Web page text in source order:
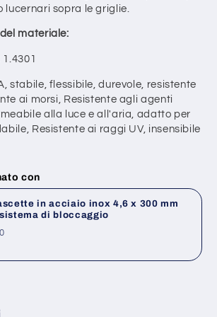
lucernari sopra le griglie.
materiale:
stabile, flessibile, durevole, resistente
ai morsi, Resistente agli agenti
alla luce e all'aria, adatto per
Resistente ai raggi UV, insensibile
con
in acciaio inox 4,6 x 300 mm
di bloccaggio